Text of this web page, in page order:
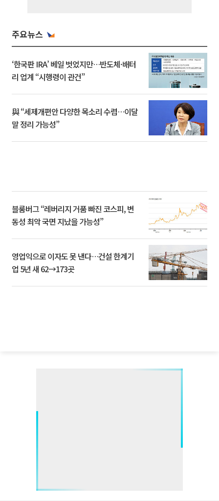
주요뉴스
‘한국판 IRA’ 베일 벗었지만…반도체·배터
리 업계 “시행령이 관건”
與 “세제개편안 다양한 목소리 수렴…이달
말 정리 가능성”
블룸버그 “레버리지 거품 빠진 코스피, 변
동성 최악 국면 지났을 가능성”
영업익으로 이자도 못 낸다…건설 한계기
업 5년 새 62→173곳